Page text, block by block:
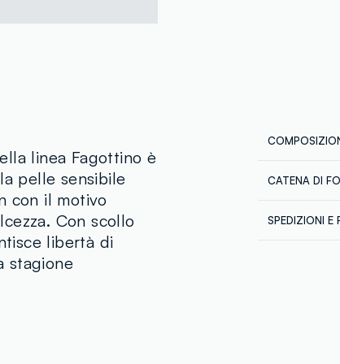
linea Fagottino è
pelle sensibile
con il motivo
Con scollo
libertà di
stagione
CATENA DI
SIRAJGONJ
SPEDIZIONI E